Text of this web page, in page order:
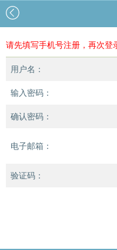
请先填写手机号注册，再次登
用户名：
输入密码：
确认密码：
电子邮箱：
验证码：